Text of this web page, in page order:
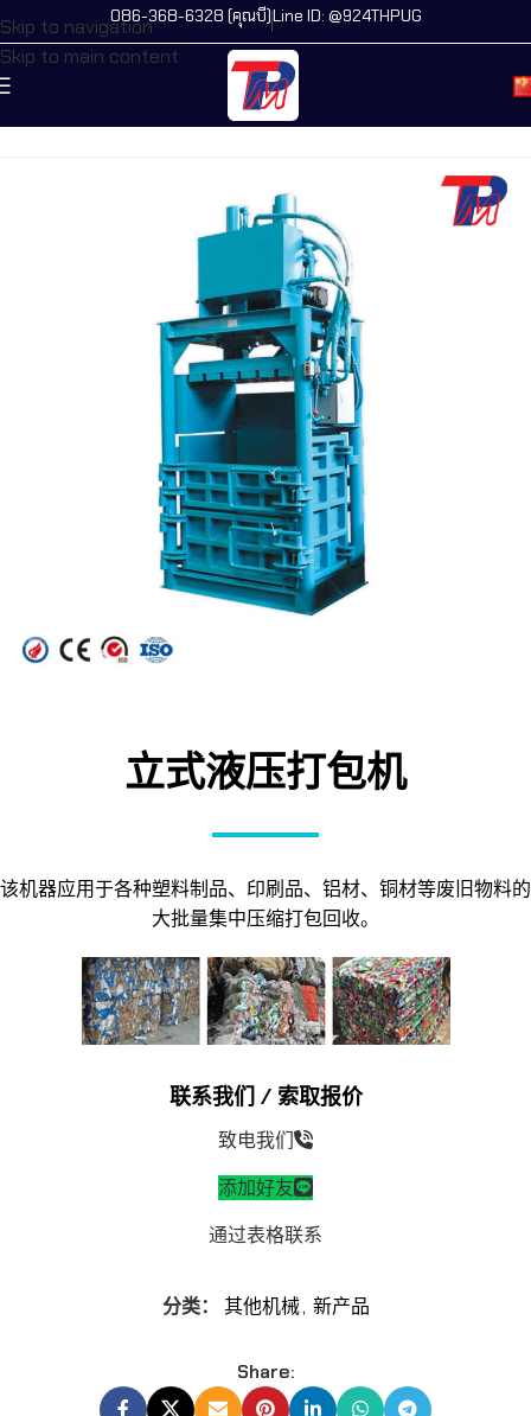
Skip to navigation
Skip to main content
086-368-6328 (คุณบี)Line ID: @924THPUG
/立式液压打包机
立式液压打包机
该机器应用于各种塑料制品、印刷品、铝材、铜材等废旧物料的
大批量集中压缩打包回收。
联系我们 / 索取报价
致电我们
添加好友
通过表格联系
分类： 其他机械, 新产品
Share: